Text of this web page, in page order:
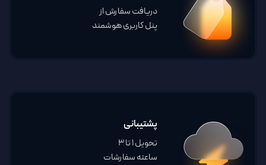
دریافت سفارش از
پنل کاربری هوشمند
پشتیبانی
تحویل 1 تا 3
ساعته سفارشات